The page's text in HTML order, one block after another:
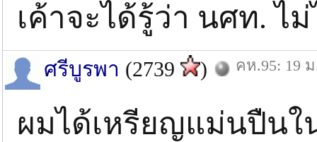
เค้าจะได้รู้ว่า นศท. ไ
ศรีบูรพา (2739 ) คห.95: 19
ผมได้เหรียญแม่นปืนใ